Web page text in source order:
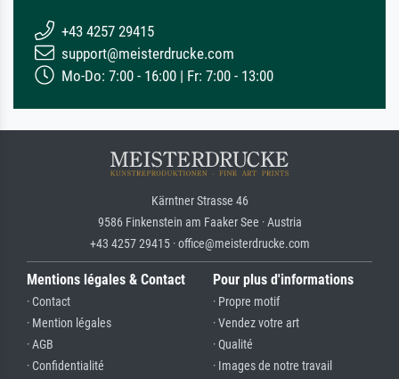
+43 4257 29415
support@meisterdrucke.com
Mo-Do: 7:00 - 16:00 | Fr: 7:00 - 13:00
Kärntner Strasse 46
9586 Finkenstein am Faaker See · Austria
+43 4257 29415 · office@meisterdrucke.com
Mentions légales & Contact
· Contact
· Mention légales
· AGB
· Confidentialité
Pour plus d'informations
· Propre motif
· Vendez votre art
· Qualité
· Images de notre travail